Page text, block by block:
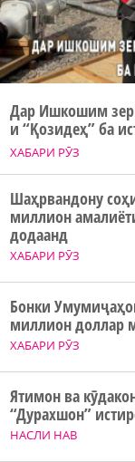
ХАБАРИ РӮЗ
Дар Ишкошим
и “Қозидеҳ” ба
ХАБАРИ РӮЗ
Шаҳрвандону
миллион
додаанд
ХАБАРИ РӮЗ
Бонки
миллион доллар
НАСЛИ НАВ
Ятимон ва
“Дурахшон”